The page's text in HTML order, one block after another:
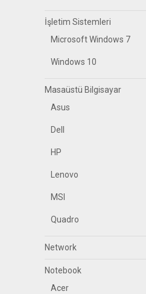
İşletim Sistemleri
Microsoft Windows 7
Windows 10
Masaüstü Bilgisayar
Asus
Dell
HP
Lenovo
MSI
Quadro
Network
Notebook
Acer